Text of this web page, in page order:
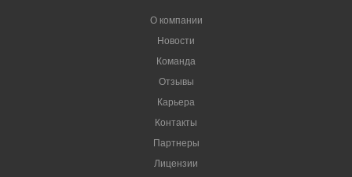
О компании
Новости
Команда
Отзывы
Карьера
Контакты
Партнеры
Лицензии